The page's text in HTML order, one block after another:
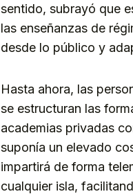
sentido, subrayó que
las enseñanzas de
desde lo público y
Hasta ahora, las
se estructuran las
academias privadas
suponía un elevado
impartirá de forma
cualquier isla,